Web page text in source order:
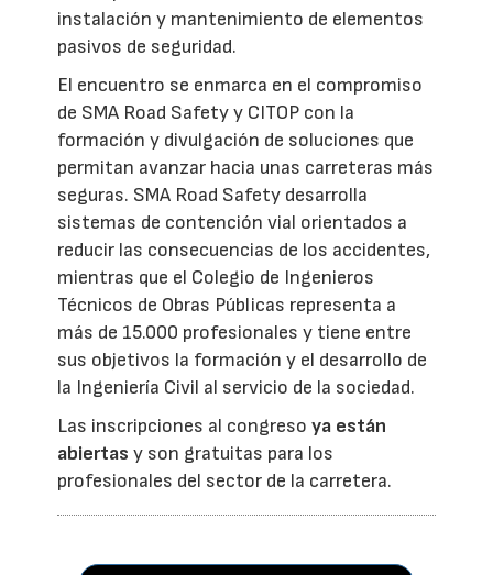
instalación y mantenimiento de elementos
pasivos de seguridad.
El encuentro se enmarca en el compromiso
de SMA Road Safety y CITOP con la
formación y divulgación de soluciones que
permitan avanzar hacia unas carreteras más
seguras. SMA Road Safety desarrolla
sistemas de contención vial orientados a
reducir las consecuencias de los accidentes,
mientras que el Colegio de Ingenieros
Técnicos de Obras Públicas representa a
más de 15.000 profesionales y tiene entre
sus objetivos la formación y el desarrollo de
la Ingeniería Civil al servicio de la sociedad.
Las inscripciones al congresoya están
abiertas y son gratuitas para los
profesionales del sector de la carretera.